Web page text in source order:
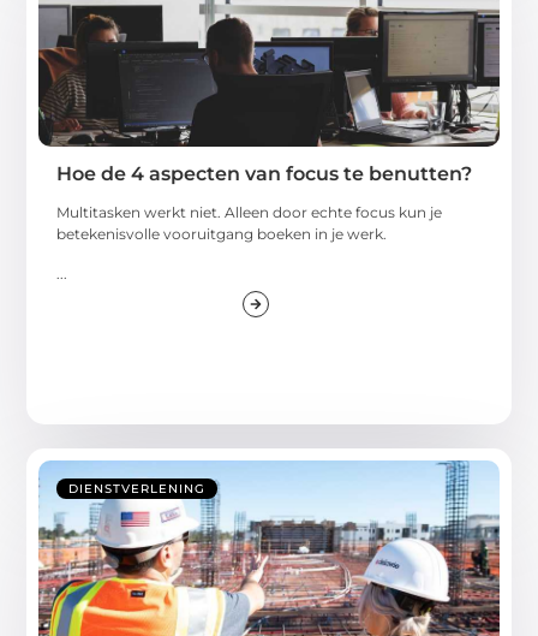
Hoe de 4 aspecten van focus te benutten?
Multitasken werkt niet. Alleen door echte focus kun je
betekenisvolle vooruitgang boeken in je werk.
DIENSTVERLENING